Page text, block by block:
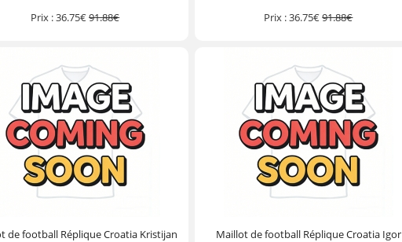
Prix :36.75€91.88€ Prix :36.75€91.88€
de football Réplique Croatia Kristijan
Maillot de football Réplique Croatia Igor